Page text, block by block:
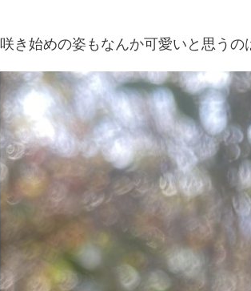
咲き始めの姿もなんか可愛いと思うの